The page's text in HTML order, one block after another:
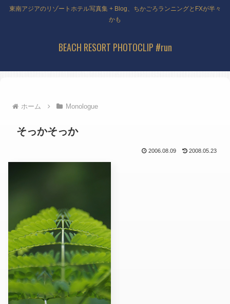
東南アジアのリゾートホテル写真集 + Blog、ちかごろランニングとFXが半々
かも
BEACH RESORT PHOTOCLIP #run
ホーム Monologue
そっかそっか
2006.08.09 2008.05.23